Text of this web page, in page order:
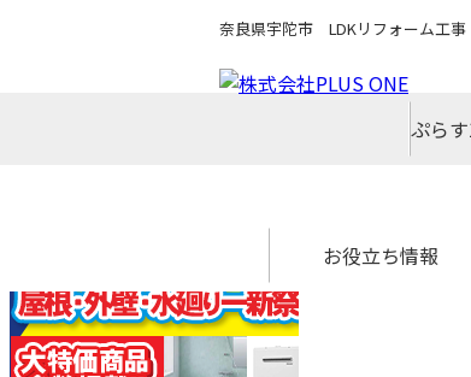
奈良県宇陀市 LDKリフォーム工事
ぷら
お役立ち情報
リフォーム専門店ぷらす１リ
フォーム 屋根・外壁・水廻
外壁塗装最安値キャンペーン
住宅省エネ2026キャンペーン
先進的窓リノベ2026事業
みらいエコ住宅2026事業
お得なリフォームメニュー
中古リノベをご検討中の方へ